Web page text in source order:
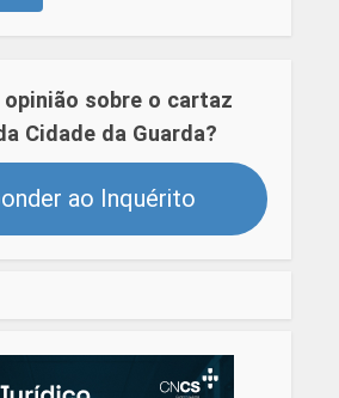
opinião sobre o cartaz
Cidade da Guarda?
ao Inquérito